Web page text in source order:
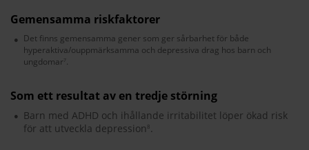
Gemensamma riskfaktorer
Det finns gemensamma gener som ger sårbarhet för både
hyperaktiva/ouppmärksamma och depressiva drag hos barn och
ungdomar .
Som ett resultat av en tredje störning
Barn med ADHD och ihållande irritabilitet löper ökad risk
för att utveckla depression 8.